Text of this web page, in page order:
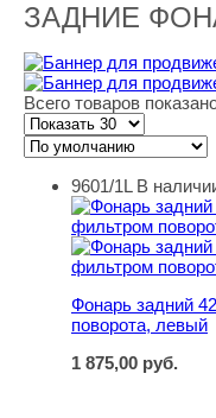
ЗАДНИЕ
Всего товаров
Фонарь задний
9601/1L В
Фонарь задний
поворота, левый
1 875,00 руб.